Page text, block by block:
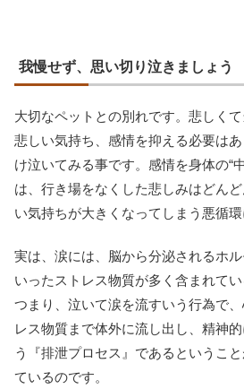
我慢せず、思い切り泣きましょう
大切なペットとの別れです。悲しく
悲しい気持ち、感情を抑える必要は
け泣いてみる事です。感情を身体の“
は、行き場をなくした悲しみはどん
い気持ちが大きくなってしまう悪循環
実は、涙には、脳から分泌されるホ
いったストレス物質が多く含まれてい
つまり、泣いて涙を流すいう行為で
レス物質まで体外に流し出し、精神
う『排泄プロセス』であるというこ
ているのです。